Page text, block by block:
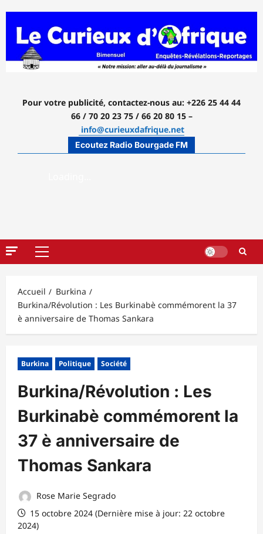
contenu
Pour votre publicité, contactez-nous au: +226 25 44 44
66 / 70 20 23 75 / 66 20 80 15 –
info@curieuxdafrique.net
Ecoutez Radio Bourgade FM
Menu
Accueil
Burkina
Burkina/Révolution : Les Burkinabè commémorent la 37
è anniversaire de Thomas Sankara
Burkina Politique Société
Burkina/Révolution : Les
Burkinabè commémorent la
37 è anniversaire de
Thomas Sankara
Rose Marie Segrado
15 octobre 2024 (Dernière mise à jour: 22 octobre
2024)